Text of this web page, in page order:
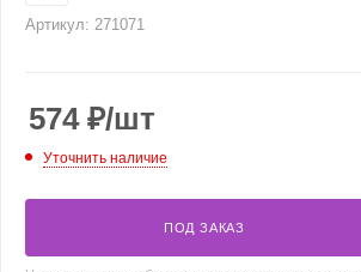
Артикул: 271071
574₽/шт
Уточнить наличие
ПОД ЗАКАЗ